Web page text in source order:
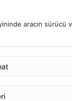
aracın sürücü